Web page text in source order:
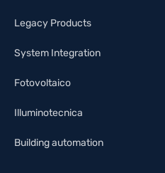
Legacy Products
System Integration
Fotovoltaico
Illuminotecnica
Building automation